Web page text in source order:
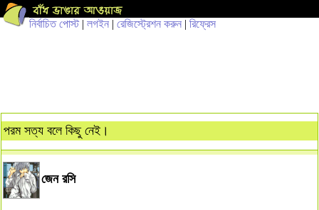
নির্বাচিত পোস্ট| লগইন | রেজিস্ট্রেশন করুন | রিফ্রেস
পরম সত্য বলে কিছু নেই।
জেন রসি